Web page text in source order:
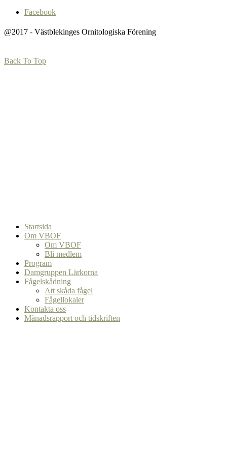
Facebook
@2017 - Västblekinges Ornitologiska Förening
Back To Top
Startsida
Om VBOF
Om VBOF
Bli medlem
Program
Damgruppen Lärkorna
Fågelskådning
Att skåda fågel
Fågellokaler
Kontakta oss
Månadsrapport och tidskriften